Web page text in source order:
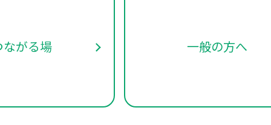
ながる場 一般の方へ